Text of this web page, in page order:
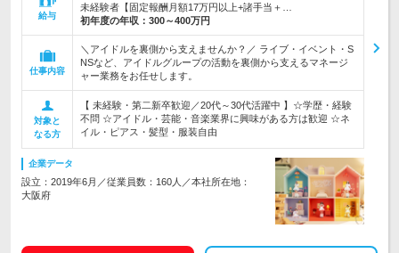
給与
未経験者【固定報酬月額17万円以上+諸手当＋…
初年度の年収： 300～400万円
仕事内容
＼アイドルを裏側から支えませんか？／ ライブ・イベント・S
NSなど、アイドルグループの活動を裏側から支えるマネージ
ャー業務をお任せします。
対象と
なる方
【 未経験・第二新卒歓迎／20代～30代活躍中 】☆学歴・経験
不問 ☆アイドル・芸能・音楽業界に興味がある方は歓迎 ☆ネ
イル・ピアス・髪型・服装自由
企業データ
設立：2019年6月／従業員数：160人／本社所在地：
大阪府